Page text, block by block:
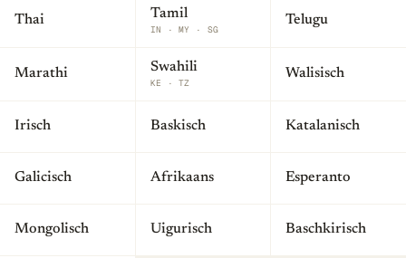
Thai Tamil
IN · MY · SG
Telugu
Marathi Swahili
KE · TZ
Walisisch
Irisch Baskisch Katalanisch
Galicisch Afrikaans Esperanto
Mongolisch Uigurisch Baschkirisch